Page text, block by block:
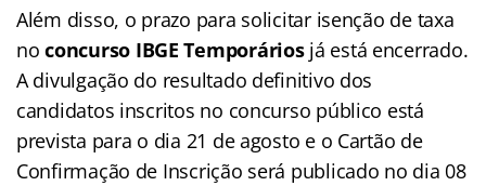
Além disso, o prazo para solicitar isenção de taxa
noconcurso IBGE Temporários já está encerrado.
A divulgação do resultado definitivo dos
candidatos inscritos no concurso público está
prevista para o dia 21 de agosto e o Cartão de
Confirmação de Inscrição será publicado no dia 08